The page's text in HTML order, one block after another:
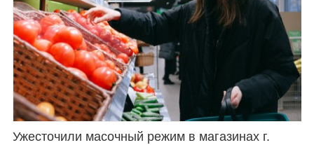
Ужесточили масочный режим в магазинах г.